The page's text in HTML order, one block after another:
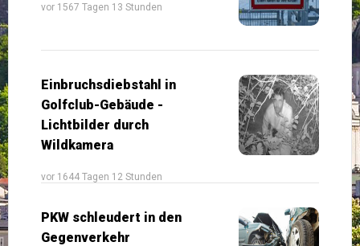
vor 1567 Tagen 13 Stunden
Einbruchsdiebstahl in
Golfclub-Gebäude -
Lichtbilder durch
Wildkamera
vor 1644 Tagen 12 Stunden
PKW schleudert in den
Gegenverkehr